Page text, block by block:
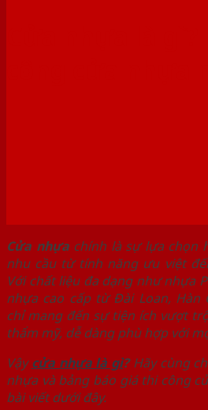
Cửa nhựachính là sự lựa chọn
nhu cầu từ tính năng ưu việt
Với chất liệu đa dạng như nhựa
nhựa cao cấp từ Đài Loan, Hàn
chỉ mang đến sự tiện ích vượt
thẩm mỹ, dễ dàng phù hợp với
Vậycửa nhựa là gì?Hãy cùng
nhựa và bảng báo giá thi công
bài viết dưới đây.